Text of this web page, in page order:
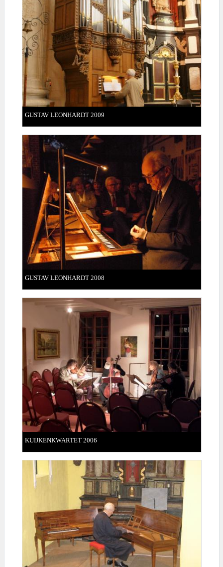
GUSTAV LEONHARDT 2009
GUSTAV LEONHARDT 2008
KUIJKENKWARTET 2006